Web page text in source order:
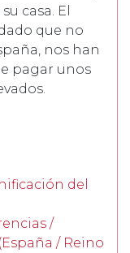
casa. El
que no
nos han
pagar unos
del
/
/ Reino